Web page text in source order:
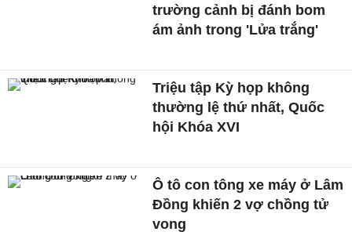
trường cảnh bị đánh bom
ám ảnh trong 'Lửa trắng'
Triệu tập Kỳ họp không
thường lệ thứ nhất, Quốc
hội Khóa XVI
Ô tô con tông xe máy ở Lâm
Đồng khiến 2 vợ chồng tử
vong